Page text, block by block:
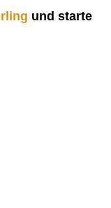
und starte